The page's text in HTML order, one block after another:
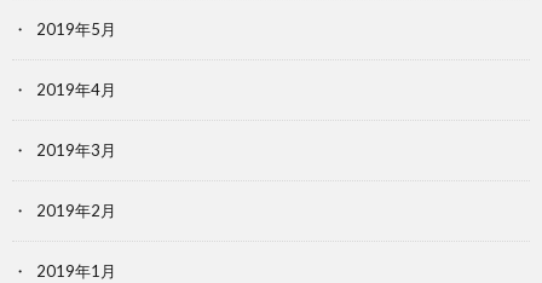
2019年5月
2019年4月
2019年3月
2019年2月
2019年1月